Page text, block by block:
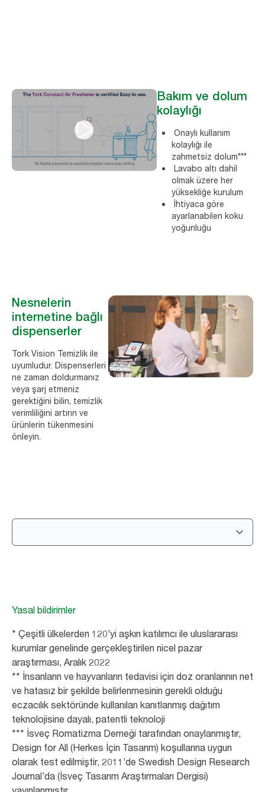
Bakım ve dolum
kolaylığı
Onaylı kullanım
kolaylığı ile
zahmetsiz dolum***
Lavabo altı dahil
olmak üzere her
yüksekliğe kurulum
İhtiyaca göre
ayarlanabilen koku
yoğunluğu
Nesnelerin
internetine bağlı
dispenserler
Tork Vision Temizlik ile
uyumludur. Dispenserleri
ne zaman doldurmanız
veya şarj etmeniz
gerektiğini bilin, temizlik
verimliliğini artırın ve
ürünlerin tükenmesini
önleyin.
Yasal bildirimler
* Çeşitli ülkelerden 120’yi aşkın katılımcı ile uluslararası
kurumlar genelinde gerçekleştirilen nicel pazar
araştırması, Aralık 2022
** İnsanların ve hayvanların tedavisi için doz oranlarının net
ve hatasız bir şekilde belirlenmesinin gerekli olduğu
eczacılık sektöründe kullanılan kanıtlanmış dağıtım
teknolojisine dayalı, patentli teknoloji
*** İsveç Romatizma Derneği tarafından onaylanmıştır,
Design for All (Herkes İçin Tasarım) koşullarına uygun
olarak test edilmiştir, 2011’de Swedish Design Research
Journal’da (İsveç Tasarım Araştırmaları Dergisi)